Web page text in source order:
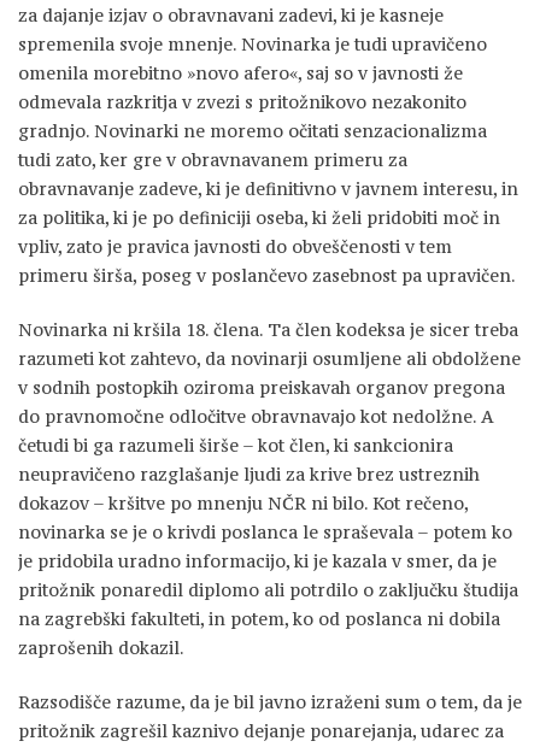
za dajanje izjav o obravnavani zadevi, ki je kasneje
spremenila svoje mnenje. Novinarka je tudi upravičeno
omenila morebitno »novo afero«, saj so v javnosti že
odmevala razkritja v zvezi s pritožnikovo nezakonito
gradnjo. Novinarki ne moremo očitati senzacionalizma
tudi zato, ker gre v obravnavanem primeru za
obravnavanje zadeve, ki je definitivno v javnem interesu, in
za politika, ki je po definiciji oseba, ki želi pridobiti moč in
vpliv, zato je pravica javnosti do obveščenosti v tem
primeru širša, poseg v poslančevo zasebnost pa upravičen.
Novinarka ni kršila 18. člena. Ta člen kodeksa je sicer treba
razumeti kot zahtevo, da novinarji osumljene ali obdolžene
v sodnih postopkih oziroma preiskavah organov pregona
do pravnomočne odločitve obravnavajo kot nedolžne. A
četudi bi ga razumeli širše – kot člen, ki sankcionira
neupravičeno razglašanje ljudi za krive brez ustreznih
dokazov – kršitve po mnenju NČR ni bilo. Kot rečeno,
novinarka se je o krivdi poslanca le spraševala – potem ko
je pridobila uradno informacijo, ki je kazala v smer, da je
pritožnik ponaredil diplomo ali potrdilo o zaključku študija
na zagrebški fakulteti, in potem, ko od poslanca ni dobila
zaprošenih dokazil.
Razsodišče razume, da je bil javno izraženi sum o tem, da je
pritožnik zagrešil kaznivo dejanje ponarejanja, udarec za